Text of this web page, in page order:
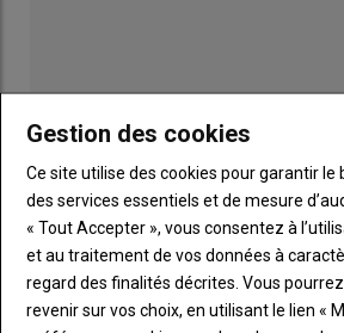
Gestion des cookies
Ce site utilise des cookies pour garantir
des services essentiels et de mesure
« Tout Accepter », vous consentez à
et au traitement de vos données à
regard des finalités décrites. Vous
revenir sur vos choix, en utilisant le lien «